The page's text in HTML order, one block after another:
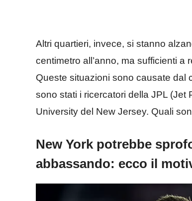
Altri quartieri, invece, si stanno
centimetro all’anno, ma sufficienti a
Queste situazioni sono causate dal
sono stati i ricercatori della JPL (Jet
University del New Jersey. Quali
New York potrebbe
abbassando: ecco il